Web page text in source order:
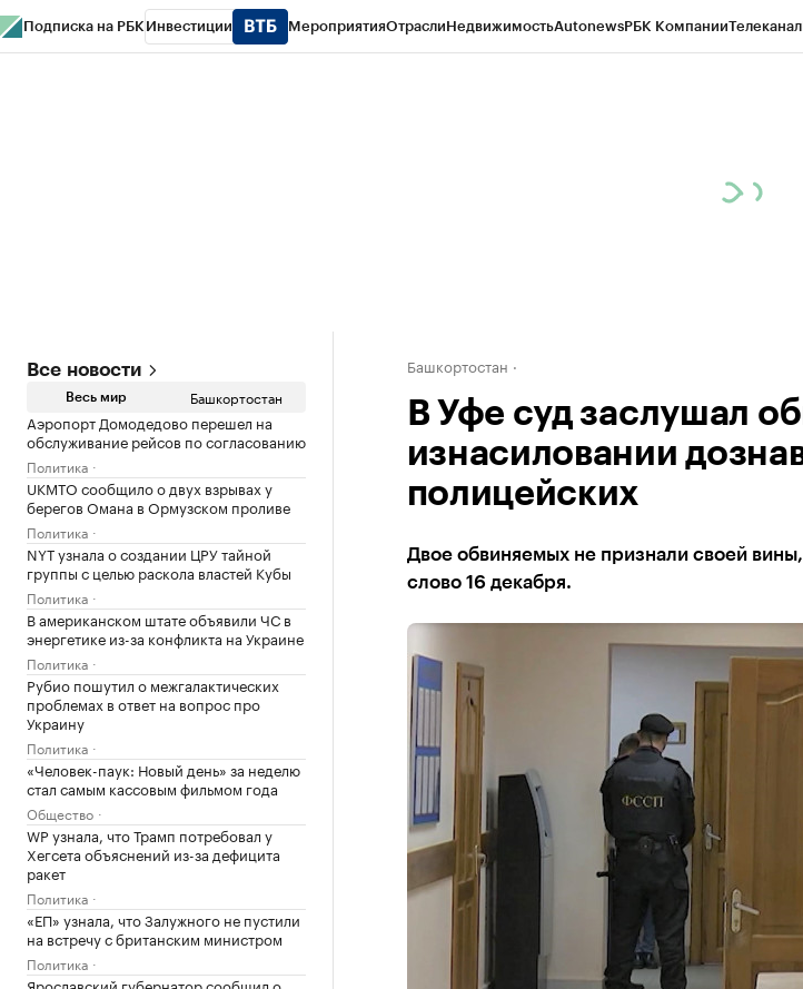
Подписка на РБК Инвестиции МероприятияОтраслиНедвижимостьAutonewsРБК КомпанииТелеканал
Все новости
Весь мир Башкортостан
Аэропорт Домодедово перешел на
обслуживание рейсов по согласованию
Политика
UKMTO сообщило о двух взрывах у
берегов Омана в Ормузском проливе
Политика
NYT узнала о создании ЦРУ тайной
группы с целью раскола властей Кубы
Политика
В американском штате объявили ЧС в
энергетике из-за конфликта на Украине
Политика
Рубио пошутил о межгалактических
проблемах в ответ на вопрос про
Украину
Политика
«Человек-паук: Новый день» за неделю
стал самым кассовым фильмом года
Общество
WP узнала, что Трамп потребовал у
Хегсета объяснений из-за дефицита
ракет
Политика
«ЕП» узнала, что Залужного не пустили
на встречу с британским министром
Политика
Ярославский губернатор сообщил о
Башкортостан
В Уфе суд заслушал
изнасиловании
полицейских
Двое обвиняемых не признали своей
слово 16 декабря.